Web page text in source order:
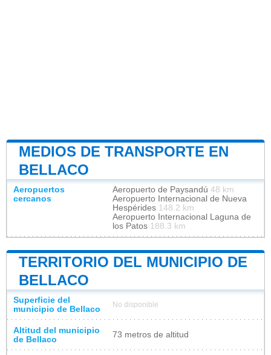
MEDIOS DE TRANSPORTE EN
BELLACO
Aeropuertos
cercanos
Aeropuerto de Paysandú 48 km
Aeropuerto Internacional de Nueva
Hespérides 148.2 km
Aeropuerto Internacional Laguna de
los Patos 188.3 km
TERRITORIO DEL MUNICIPIO DE
BELLACO
Superficie del
municipio de Bellaco
No disponible
Altitud del municipio
de Bellaco
73 metros de altitud